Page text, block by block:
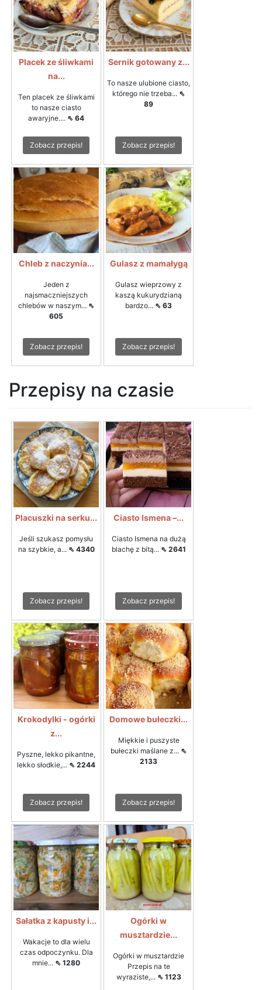
Placek ze śliwkami
na...
Ten placek ze śliwkami
to nasze ciasto
awaryjne.... ⇖ 64
Zobacz przepis!
Sernik gotowany z...
To nasze ulubione ciasto,
którego nie trzeba... ⇖
89
Zobacz przepis!
Chleb z naczynia...
Jeden z
najsmaczniejszych
chlebów w naszym... ⇖
605
Zobacz przepis!
Gulasz z mamałygą
Gulasz wieprzowy z
kaszą kukurydzianą
bardzo... ⇖ 63
Zobacz przepis!
Przepisy na czasie
Placuszki na serku...
Jeśli szukasz pomysłu
na szybkie, a... ⇖ 4340
Zobacz przepis!
Ciasto Ismena –...
Ciasto Ismena na dużą
blachę z bitą... ⇖ 2641
Zobacz przepis!
Krokodylki - ogórki
z...
Pyszne, lekko pikantne,
lekko słodkie,... ⇖ 2244
Zobacz przepis!
Domowe bułeczki...
Miękkie i puszyste
bułeczki maślane z... ⇖
2133
Zobacz przepis!
Sałatka z kapusty i...
Wakacje to dla wielu
czas odpoczynku. Dla
mnie... ⇖ 1280
Ogórki w
musztardzie...
Ogórki w musztardzie
Przepis na te
wyraziste,... ⇖ 1123